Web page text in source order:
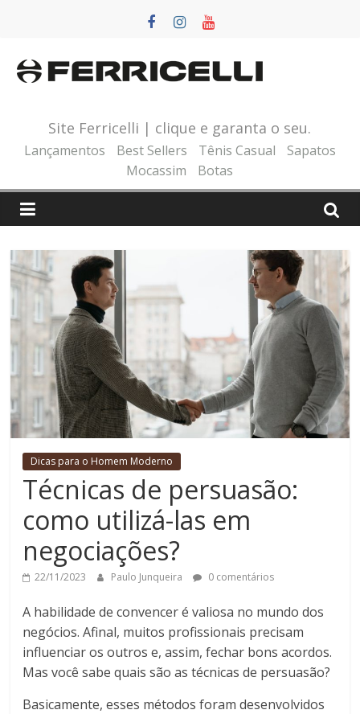
conteúdo
Site Ferricelli | clique e garanta o seu.
Lançamentos Best Sellers Tênis Casual
Sapatos
Mocassim
Botas
Dicas para o Homem Moderno
Técnicas de persuasão:
como utilizá-las em
negociações?
22/11/2023 Paulo Junqueira 0 comentários
A habilidade de convencer é valiosa no mundo dos
negócios. Afinal, muitos profissionais precisam
influenciar os outros e, assim, fechar bons acordos.
Mas você sabe quais são as técnicas de persuasão?
Basicamente, esses métodos foram desenvolvidos